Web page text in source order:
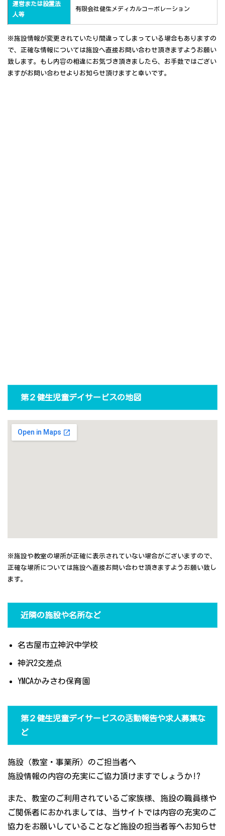
運営または設置法
人等
有限会社健生メディカルコーポレーション
※施設情報が変更されていたり間違ってしまっている場合もありますの
で、正確な情報については施設へ直接お問い合わせ頂きますようお願い
致します。もし内容の相違にお気づき頂きましたら、お手数ではござい
ますがお問い合わせよりお知らせ頂けますと幸いです。
第２健生児童デイサービスの地図
※施設や教室の場所が正確に表示されていない場合がございますので、
正確な場所については施設へ直接お問い合わせ頂きますようお願い致し
ます。
近隣の施設や名所など
名古屋市立神沢中学校
神沢2交差点
YMCAかみさわ保育園
第２健生児童デイサービスの活動報告や求人募集な
ど
施設（教室・事業所）のご担当者へ
施設情報の内容の充実にご協力頂けますでしょうか!?
また、教室のご利用されているご家族様、施設の職員様や
ご関係者におかれましては、当サイトでは内容の充実のご
協力をお願いしていることなど施設の担当者等へお知らせ